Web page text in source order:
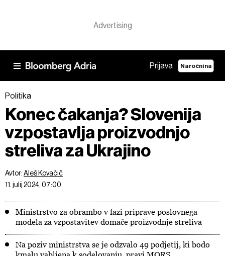
Prijava Naročnina
Politika
Konec čakanja? Slovenija
vzpostavlja proizvodnjo
streliva za Ukrajino
Avtor:Aleš Kovačič
11. julij 2024, 07:00
Ministrstvo za obrambo v fazi priprave poslovnega
modela za vzpostavitev domače proizvodnje streliva
Na poziv ministrstva se je odzvalo 49 podjetij, ki bodo